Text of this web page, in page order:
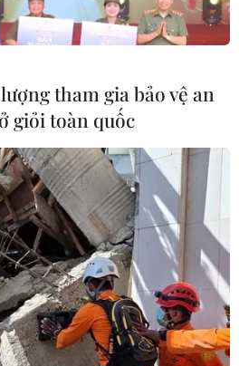
tham gia bảo vệ an
giỏi toàn quốc